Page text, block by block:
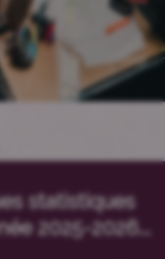
statistiques
2025-2026...